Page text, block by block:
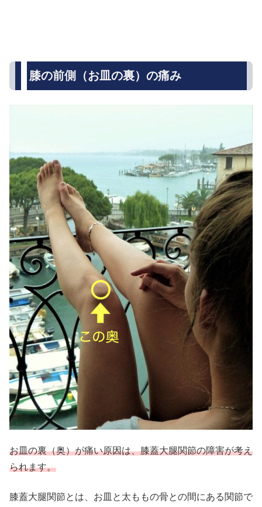
膝の前側（お皿の裏）の痛み
お皿の裏（奥）が痛い原因は、膝蓋大腿関節の障害が考え
られます。
膝蓋大腿関節とは、お皿と太ももの骨との間にある関節で